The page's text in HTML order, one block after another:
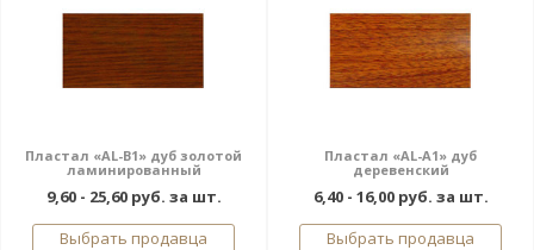
Пластал «AL-В1» дуб золотой
ламинированный
9,60 - 25,60 руб. за шт.
Выбрать продавца
Пластал «AL-A1» дуб
деревенский
6,40 - 16,00 руб. за шт.
Выбрать продавца